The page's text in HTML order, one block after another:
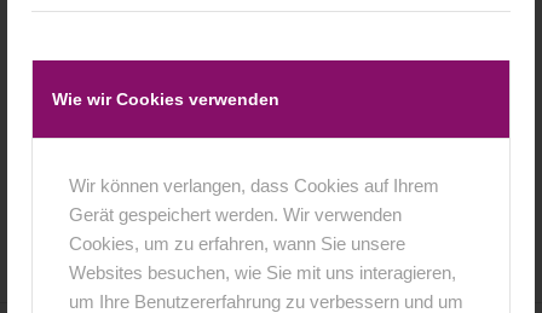
Wie wir Cookies verwenden
Wir können verlangen, dass Cookies auf Ihrem
Gerät gespeichert werden. Wir verwenden
Cookies, um zu erfahren, wann Sie unsere
Websites besuchen, wie Sie mit uns interagieren,
um Ihre Benutzererfahrung zu verbessern und um
0 Kommentare